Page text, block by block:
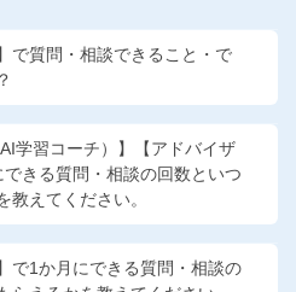
会)
せ
で質問・相談できること・で
学習コーチ）】【アドバイザ
きる質問・相談の回数といつ
教えてください。
で1か月にできる質問・相談の